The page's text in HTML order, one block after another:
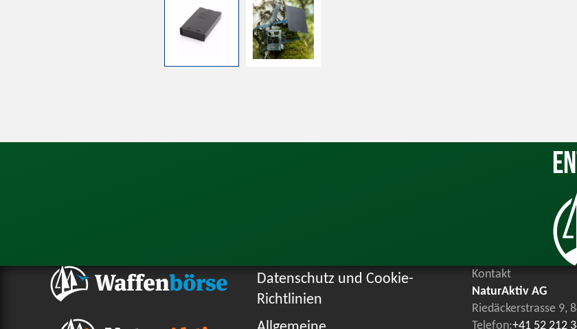
Datenschutz und Cookie-
Richtlinien
Kontakt
NaturAktiv AG
Riedäckerstrasse 9,
Telefon:+41 52 212